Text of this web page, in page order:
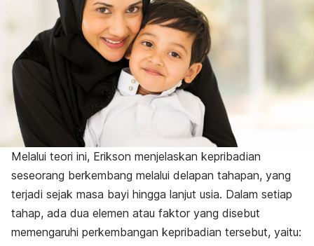
Melalui teori ini, Erikson menjelaskan kepribadian
seseorang berkembang melalui delapan tahapan, yang
terjadi sejak masa bayi hingga lanjut usia. Dalam setiap
tahap, ada dua elemen atau faktor yang disebut
memengaruhi perkembangan kepribadian tersebut, yaitu: